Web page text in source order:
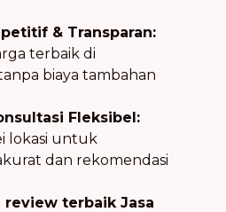
& Transparan:
terbaik di
biaya tambahan
Fleksibel:
lokasi untuk
dan rekomendasi
review terbaik Jasa